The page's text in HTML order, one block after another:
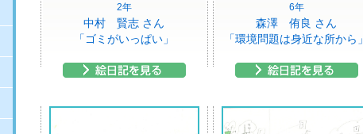
2年
中村 賢志 さん
「ゴミがいっぱい」
6年
森澤 侑良 さん
「環境問題は身近な所から」